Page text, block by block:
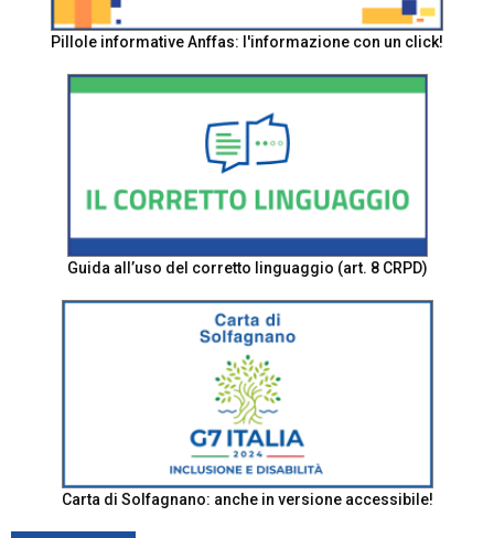
Pillole informative Anffas: l'informazione con un click!
Guida all’uso del corretto linguaggio (art. 8 CRPD)
Carta di Solfagnano: anche in versione accessibile!